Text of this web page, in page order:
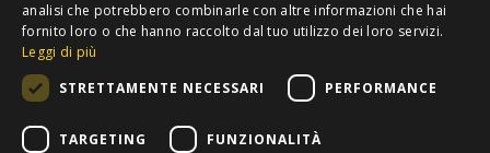
analisi che potrebbero combinarle con altre informazioni che hai
fornito loro o che hanno raccolto dal tuo utilizzo dei loro servizi.
Leggi di più
STRETTAMENTE NECESSARI
PERFORMANCE
TARGETING FUNZIONALITÀ